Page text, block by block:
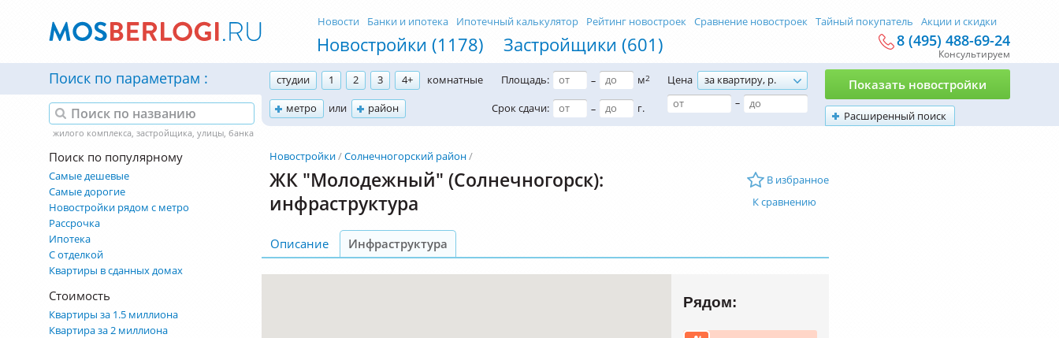
Новостройки (1178) Застройщики (601)
Новости Банки и ипотека Ипотечный калькулятор Рейтинг новостроек Сравнение новостроек Тайный покупатель Акции и скидки
8 (495) 488-69-24
Консультируем
Поиск по параметрам студии 1 2 3 4+
комнатные
метро
или район
Площадь: – м2
Срок сдачи: – г.
Цена
за квартиру, р.
–
Расширенный поиск
Показать новостройки
Поиск по популярному
Самые дешевые
Самые дорогие
Новостройки рядом с метро
Рассрочка
Ипотека
С отделкой
Квартиры в сданных домах
Стоимость
Квартиры за 1.5 миллиона
Квартира за 2 миллиона
Новостройки
Солнечногорский район
В избранное
К сравнению
ЖК "Молодежный" (Солнечногорск):
инфраструктура
Описание Инфраструктура
Рядом: